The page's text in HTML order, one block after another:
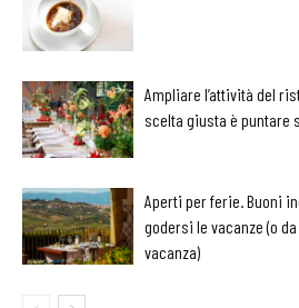
Ampliare l’attività del
scelta giusta è puntare
Aperti per ferie. Buoni
godersi le vacanze (o
vacanza)